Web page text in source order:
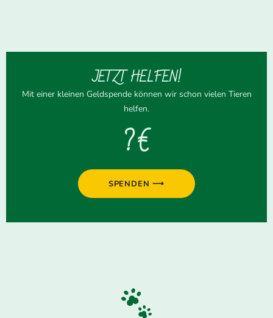
JETZT HELFEN!
Mit einer kleinen Geldspende können wir schon vielen Tieren
helfen.
? €
SPENDEN ⟶